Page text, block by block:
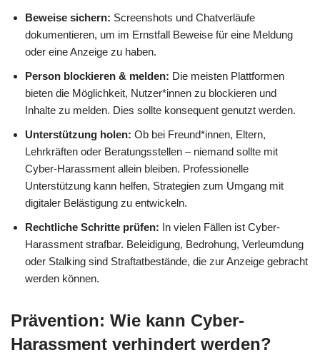
Beweise sichern: Screenshots und Chatverläufe
dokumentieren, um im Ernstfall Beweise für eine Meldung
oder eine Anzeige zu haben.
Person blockieren & melden: Die meisten Plattformen
bieten die Möglichkeit, Nutzer*innen zu blockieren und
Inhalte zu melden. Dies sollte konsequent genutzt werden.
Unterstützung holen: Ob bei Freund*innen, Eltern,
Lehrkräften oder Beratungsstellen – niemand sollte mit
Cyber-Harassment allein bleiben. Professionelle
Unterstützung kann helfen, Strategien zum Umgang mit
digitaler Belästigung zu entwickeln.
Rechtliche Schritte prüfen: In vielen Fällen ist Cyber-
Harassment strafbar. Beleidigung, Bedrohung, Verleumdung
oder Stalking sind Straftatbestände, die zur Anzeige gebracht
werden können.
Prävention: Wie kann Cyber-
Harassment verhindert werden?